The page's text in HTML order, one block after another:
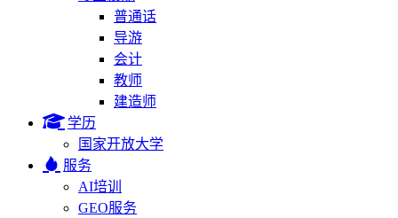
普通话
导游
会计
教师
建造师
学历
国家开放大学
服务
AI培训
GEO服务